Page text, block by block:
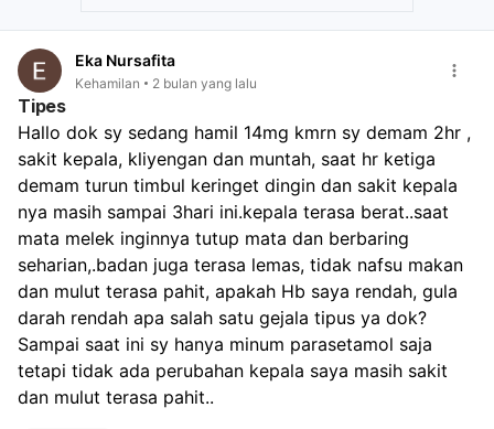
Eka Nursafita
Kehamilan 2 bulan yang lalu
Tipes
Hallo dok sy sedang hamil 14mg kmrn sy demam 2hr ,
sakit kepala, kliyengan dan muntah, saat hr ketiga
demam turun timbul keringet dingin dan sakit kepala
nya masih sampai 3hari ini.kepala terasa berat..saat
mata melek inginnya tutup mata dan berbaring
seharian,.badan juga terasa lemas, tidak nafsu makan
dan mulut terasa pahit, apakah Hb saya rendah, gula
darah rendah apa salah satu gejala tipus ya dok?
Sampai saat ini sy hanya minum parasetamol saja
tetapi tidak ada perubahan kepala saya masih sakit
dan mulut terasa pahit..